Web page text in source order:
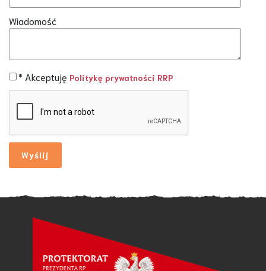
Wiadomość
* AkceptujęPolitykę prywatności RRP